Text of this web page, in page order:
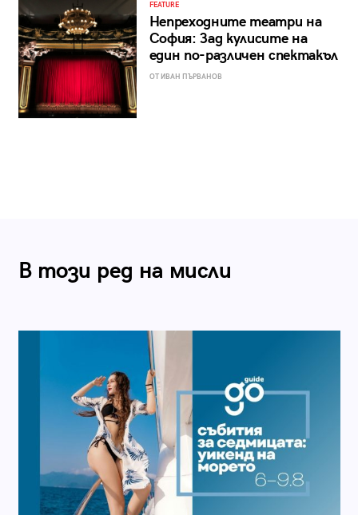
FEATURE
Непреходните театри на
София: Зад кулисите на
един по-различен спектакъл
ОТ ИВАН ПЪРВАНОВ
В този ред на мисли